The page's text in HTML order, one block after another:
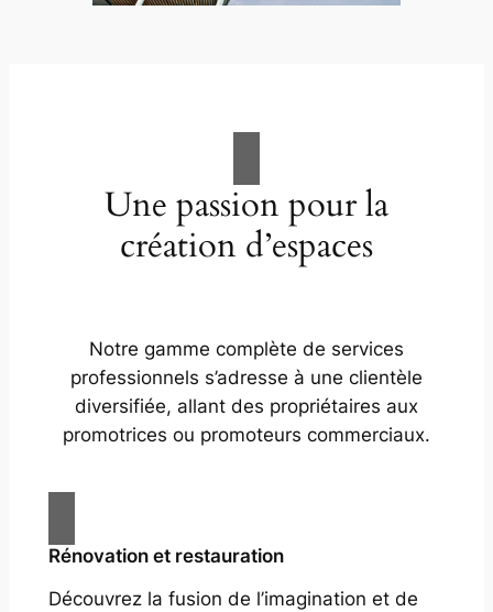
Une passion pour la
création d’espaces
Notre gamme complète de services
professionnels s’adresse à une clientèle
diversifiée, allant des propriétaires aux
promotrices ou promoteurs commerciaux.
Rénovation et restauration
Découvrez la fusion de l’imagination et de